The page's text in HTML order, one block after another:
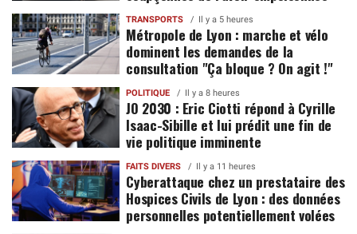
TRANSPORTS Il y a 5 heures
Métropole de Lyon : marche et vélo
dominent les demandes de la
consultation "Ça bloque ? On agit !"
POLITIQUE Il y a 8 heures
JO 2030 : Eric Ciotti répond à Cyrille
Isaac-Sibille et lui prédit une fin de
vie politique imminente
FAITS DIVERS Il y a 11 heures
Cyberattaque chez un prestataire des
Hospices Civils de Lyon : des données
personnelles potentiellement volées